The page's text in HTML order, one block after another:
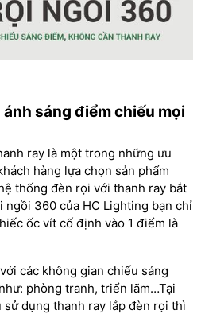
sáng điểm chiếu mọi
ray là một trong những ưu
hàng lựa chọn sản phẩm
thống đèn rọi với thanh ray bắt
360 của HC Lighting bạn chỉ
ốc vít cố định vào 1 điểm là
các không gian chiếu sáng
phòng tranh, triển lãm…Tại
dụng thanh ray lắp đèn rọi thì